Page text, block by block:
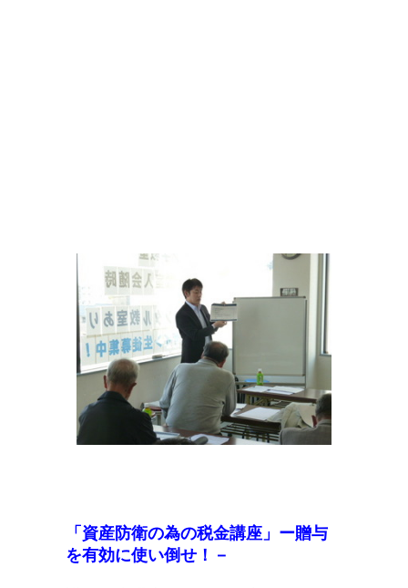
「資産防衛の為の税金講座」ー贈与
を有効に使い倒せ！－